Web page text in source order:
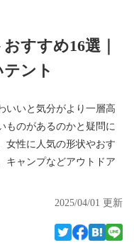
すすめ16選｜
ント
いいと気分がより一層高
ものがあるのかと疑問に
女性に人気の形状やおす
キャンプなどアウトドア
2025/04/01 更新